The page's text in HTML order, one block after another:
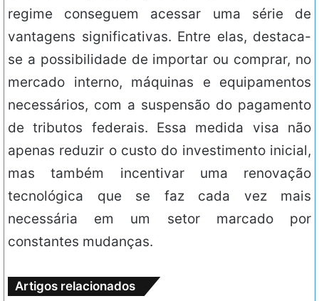
regime conseguem acessar uma série de
vantagens significativas. Entre elas, destaca-
se a possibilidade de importar ou comprar, no
mercado interno, máquinas e equipamentos
necessários, com a suspensão do pagamento
de tributos federais. Essa medida visa não
apenas reduzir o custo do investimento inicial,
mas também incentivar uma renovação
tecnológica que se faz cada vez mais
necessária em um setor marcado por
constantes mudanças.
Artigos relacionados